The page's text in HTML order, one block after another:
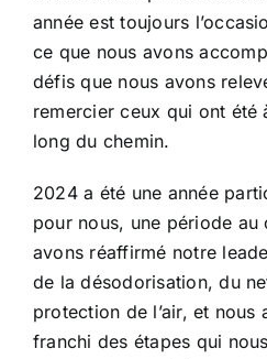
année est toujours
ce que nous avons
défis que nous avons
remercier ceux qui ont été
long du chemin.
2024 a été une année
pour nous, une période au
avons réaffirmé notre
de la désodorisation, du
protection de l’air, et nous
franchi des étapes qui